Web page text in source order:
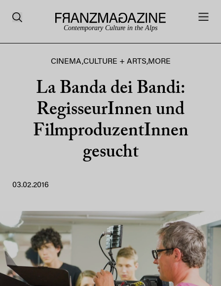
Contemporary Culture in the Alps
CINEMA,CULTURE + ARTS,MORE
La Banda dei Bandi:
RegisseurInnen und
FilmproduzentInnen
gesucht
03.02.2016